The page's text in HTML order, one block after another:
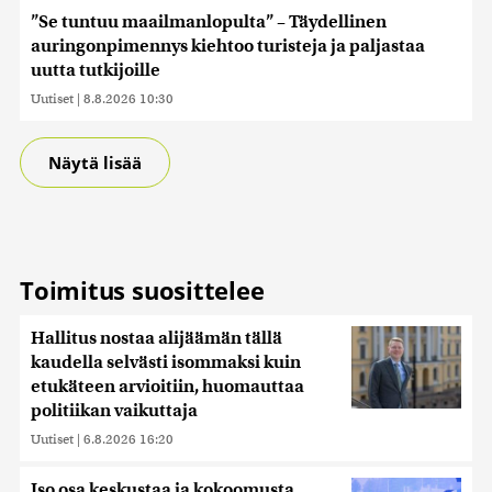
”Se tuntuu maailmanlopulta” – Täydellinen
auringonpimennys kiehtoo turisteja ja paljastaa
uutta tutkijoille
Uutiset | 8.8.2026 10:30
Näytä lisää
Toimitus suosittelee
Hallitus nostaa alijäämän tällä
kaudella selvästi isommaksi kuin
etukäteen arvioitiin, huomauttaa
politiikan vaikuttaja
Uutiset | 6.8.2026 16:20